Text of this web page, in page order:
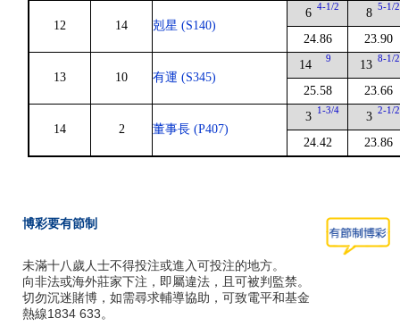
12 14 剋星 (S140)
6 4-1/2
24.86
8 5-1/2
23.90
13 10 有運 (S345)
14 9
25.58
13 8-1/2
23.66
14 2 董事長 (P407)
3 1-3/4
24.42
3 2-1/2
23.86
博彩要有節制
未滿十八歲人士不得投注或進入可投注的地方。
向非法或海外莊家下注，即屬違法，且可被判監禁。
切勿沉迷賭博，如需尋求輔導協助，可致電平和基金
熱線1834 633。